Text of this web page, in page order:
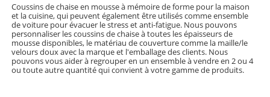
Coussins de chaise en mousse à mémoire de forme pour la maison
et la cuisine, qui peuvent également être utilisés comme ensemble
de voiture pour évacuer le stress et anti-fatigue. Nous pouvons
personnaliser les coussins de chaise à toutes les épaisseurs de
mousse disponibles, le matériau de couverture comme la maille/le
velours doux avec la marque et l'emballage des clients. Nous
pouvons vous aider à regrouper en un ensemble à vendre en 2 ou 4
ou toute autre quantité qui convient à votre gamme de produits.